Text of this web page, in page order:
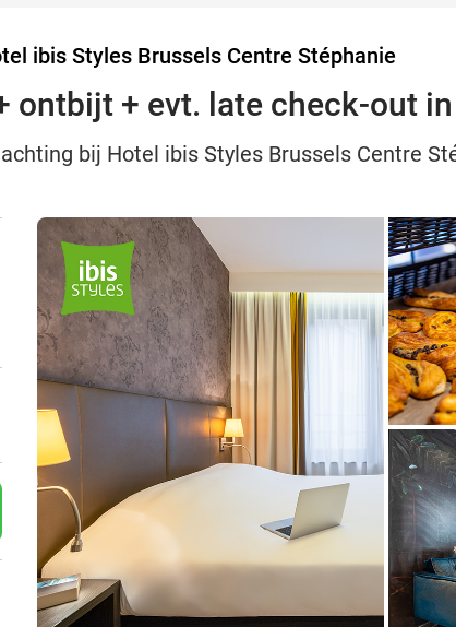
ibis Styles Brussels Centre Stéphanie
ontbijt + evt. late check-out in
bij Hotel ibis Styles Brussels Centre